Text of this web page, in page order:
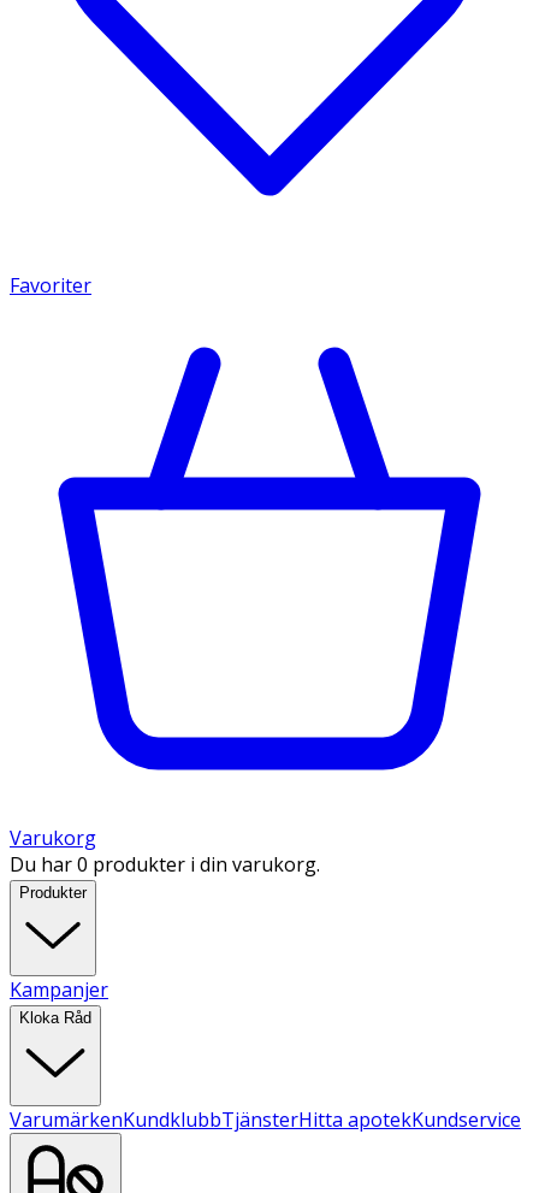
Favoriter
Varukorg
Du har 0 produkter i din varukorg.
Produkter
Kampanjer
Kloka Råd
VarumärkenKundklubbTjänsterHitta apotekKundservice